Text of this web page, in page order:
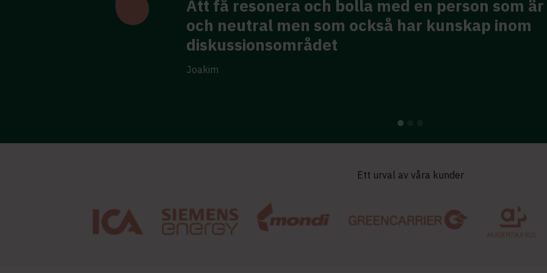
som är objektiv
Fokus på rätt sak och samtidigt lika delar
peppande. Suveränt bollplank och att få denna
adderade verkligen värde.
Ett urval av våra kunder